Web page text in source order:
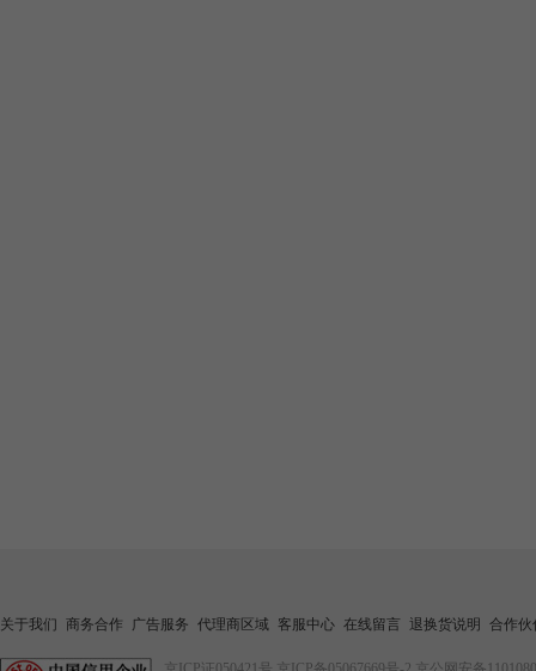
关于我们 商务合作 广告服务 代理商区域 客服中心 在线留言 退换货说明 合作伙